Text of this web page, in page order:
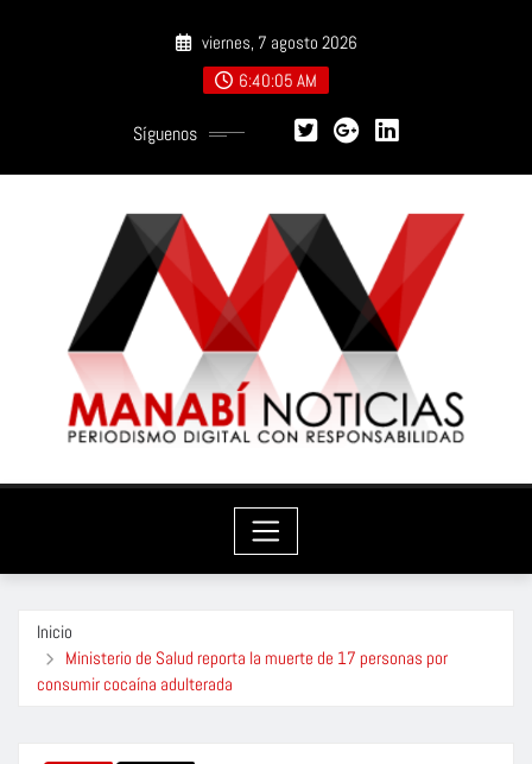
viernes, 7 agosto 2026
6:40:06 AM
Síguenos
Inicio
Ministerio de Salud reporta la muerte de 17 personas por
consumir cocaína adulterada